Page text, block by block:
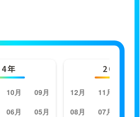
年
10月
09月
06月
05月
2023年
12月 11月
08月
07月